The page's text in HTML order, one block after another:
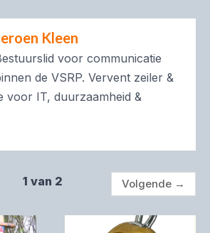
Kleen
voor communicatie
de VSRP. Vervent zeiler &
voor IT, duurzaamheid &
1 van 2 Volgende →